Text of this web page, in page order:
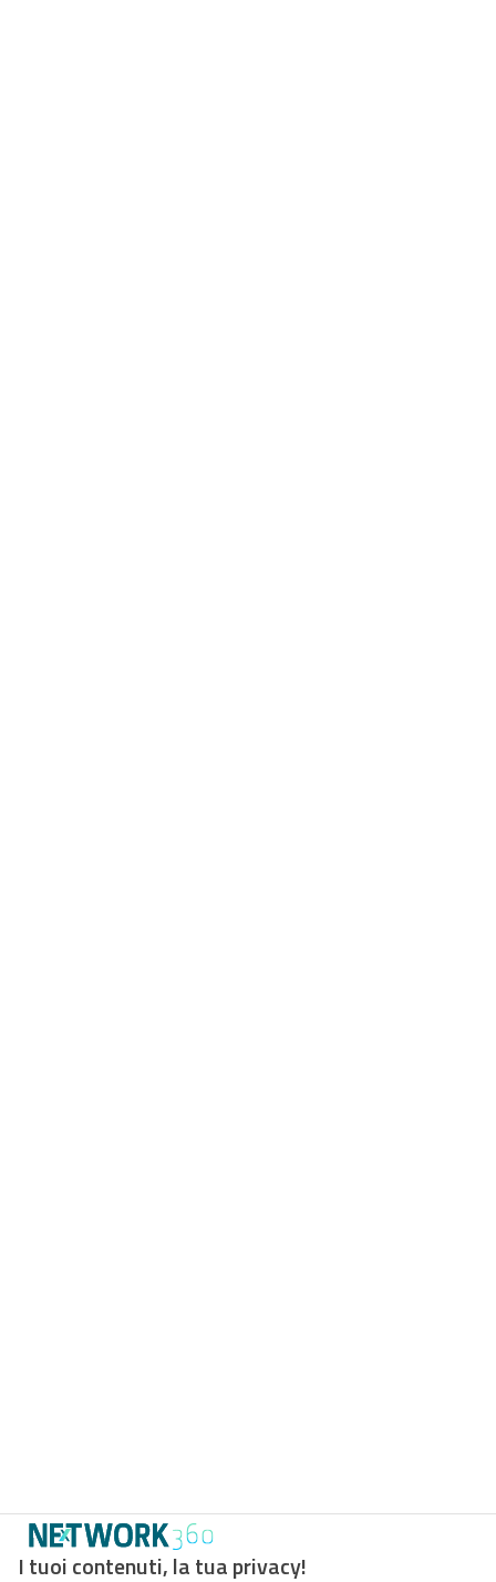
I tuoi contenuti, la tua privacy!